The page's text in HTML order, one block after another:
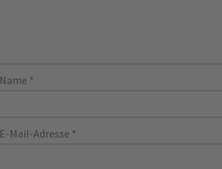
Name *
E-Mail-Adresse *